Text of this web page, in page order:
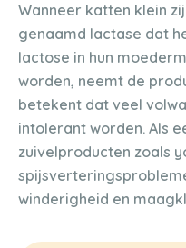
Wanneer katten klein
genaamd lactase dat
lactose in hun
worden, neemt de
betekent dat veel
intolerant worden. Als
zuivelproducten zoals
winderigheid en